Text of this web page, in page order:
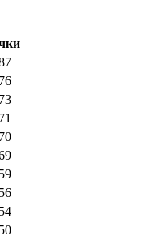
76
73
71
70
59
56
54
50